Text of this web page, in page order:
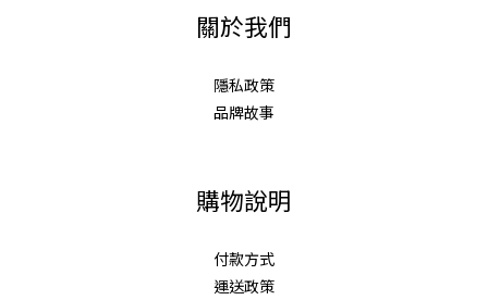
關於我們
隱私政策
品牌故事
購物說明
付款方式
運送政策